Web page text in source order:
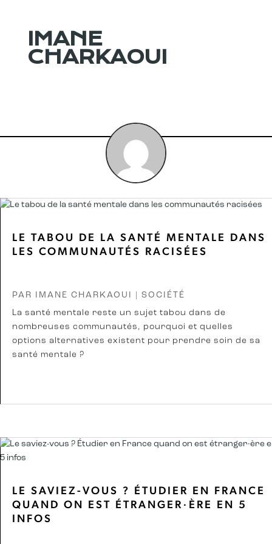
IMANE
CHARKAOUI
LE TABOU DE LA SANTÉ MENTALE DANS
LES COMMUNAUTÉS RACISÉES
PAR IMANE CHARKAOUI
SOCIÉTÉ
La santé mentale reste un sujet tabou dans de
nombreuses communautés, pourquoi et quelles
options alternatives existent pour prendre soin de sa
santé mentale ?
LE SAVIEZ-VOUS ? ÉTUDIER EN FRANCE
QUAND ON EST ÉTRANGER·ÈRE EN 5
INFOS